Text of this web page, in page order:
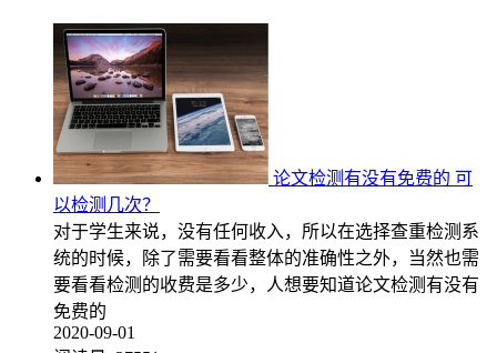
论文检测有没有免费的 可
以检测几次？
对于学生来说，没有任何收入，所以在选择查重检测系
统的时候，除了需要看看整体的准确性之外，当然也需
要看看检测的收费是多少，人想要知道论文检测有没有
免费的
2020-09-01